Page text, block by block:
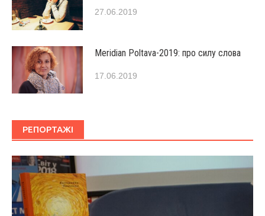
27.06.2019
Мeridian Poltava-2019: про силу слова
17.06.2019
РЕПОРТАЖІ